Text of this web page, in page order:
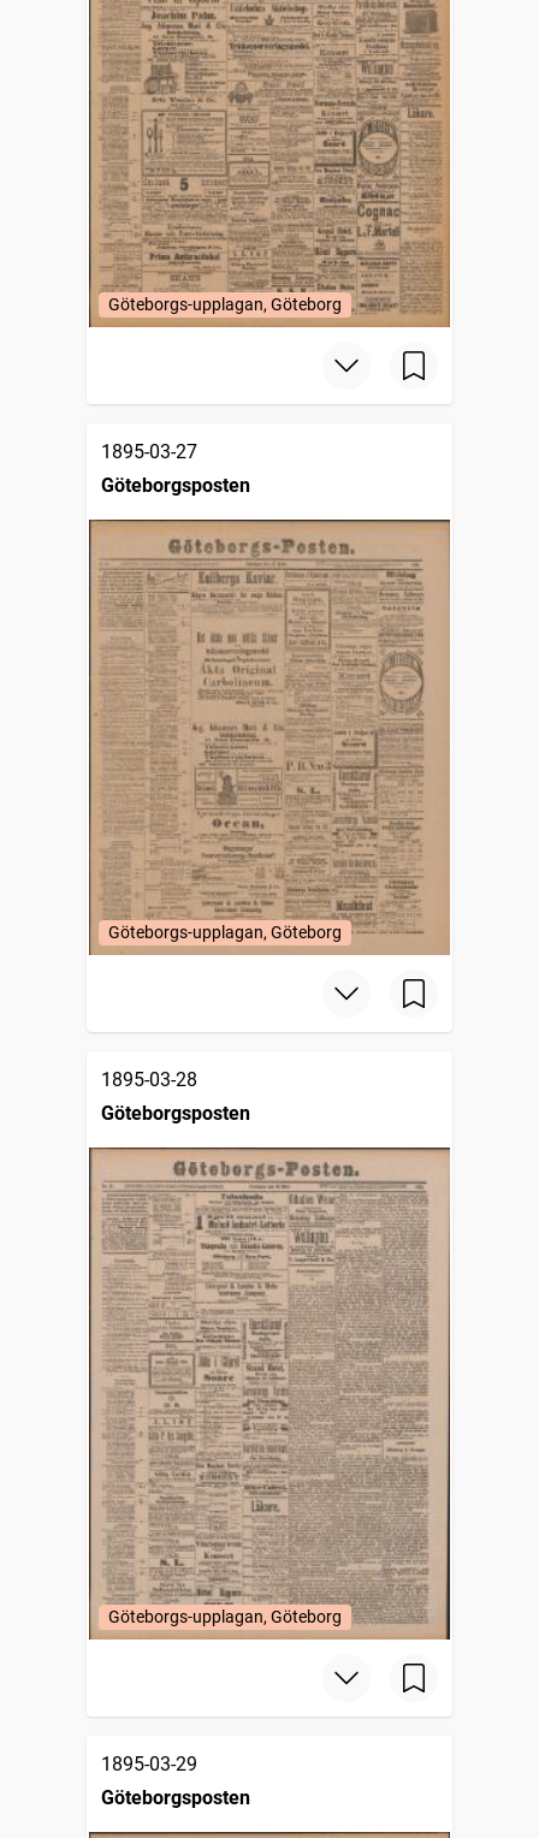
Göteborgs-upplagan, Göteborg
1895-03-27
Göteborgsposten
Göteborgs-upplagan, Göteborg
1895-03-28
Göteborgsposten
Göteborgs-upplagan, Göteborg
1895-03-29
Göteborgsposten